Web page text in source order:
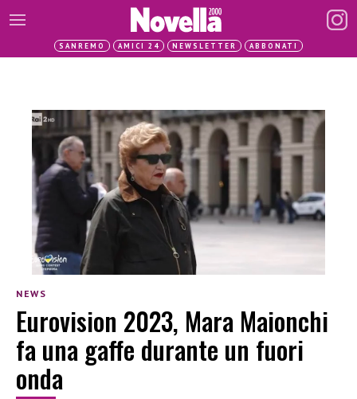
SANREMO AMICI 24 NEWSLETTER ABBONATI
NEWS
Eurovision 2023, Mara Maionchi
fa una gaffe durante un fuori
onda